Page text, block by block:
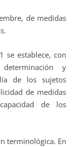
de medidas
se establece, con
y
de los sujetos
de medidas
de los
terminológica. En